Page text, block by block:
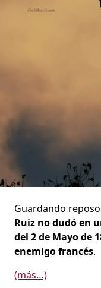
Guardando
Ruiz no dudó en
del 2 de Mayo de
enemigo francés.
(más…)